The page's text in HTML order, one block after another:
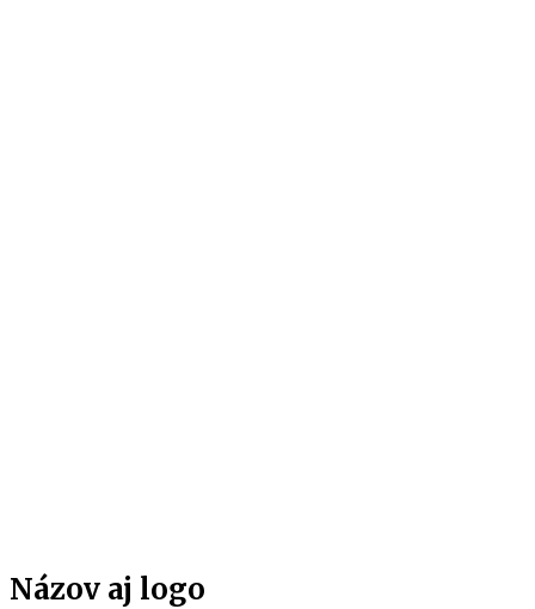
Názov aj logo